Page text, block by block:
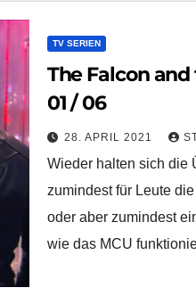
TV SERIEN
The Falcon
01 / 06
28. APRIL 2021
Wieder halten sich die
zumindest für Leute
oder aber zumindest
wie das MCU